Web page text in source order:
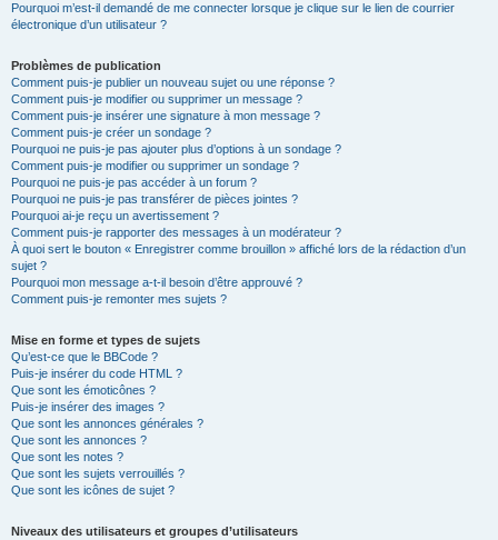
Pourquoi m’est-il demandé de me connecter lorsque je clique sur le lien de courrier
électronique d’un utilisateur ?
Problèmes de publication
Comment puis-je publier un nouveau sujet ou une réponse ?
Comment puis-je modifier ou supprimer un message ?
Comment puis-je insérer une signature à mon message ?
Comment puis-je créer un sondage ?
Pourquoi ne puis-je pas ajouter plus d’options à un sondage ?
Comment puis-je modifier ou supprimer un sondage ?
Pourquoi ne puis-je pas accéder à un forum ?
Pourquoi ne puis-je pas transférer de pièces jointes ?
Pourquoi ai-je reçu un avertissement ?
Comment puis-je rapporter des messages à un modérateur ?
À quoi sert le bouton « Enregistrer comme brouillon » affiché lors de la rédaction d’un
sujet ?
Pourquoi mon message a-t-il besoin d’être approuvé ?
Comment puis-je remonter mes sujets ?
Mise en forme et types de sujets
Qu’est-ce que le BBCode ?
Puis-je insérer du code HTML ?
Que sont les émoticônes ?
Puis-je insérer des images ?
Que sont les annonces générales ?
Que sont les annonces ?
Que sont les notes ?
Que sont les sujets verrouillés ?
Que sont les icônes de sujet ?
Niveaux des utilisateurs et groupes d’utilisateurs